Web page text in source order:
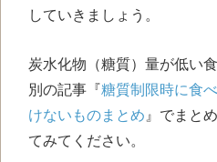
していきましょう。
炭水化物（糖質）量が低い
別の記事『糖質制限時に食
けないものまとめ 』でまと
てみてください。